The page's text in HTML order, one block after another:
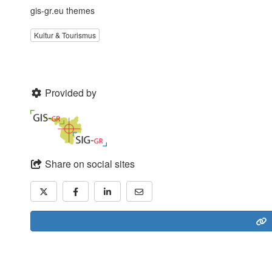
gis-gr.eu themes
Kultur & Tourismus
Provided by
Share on social sites